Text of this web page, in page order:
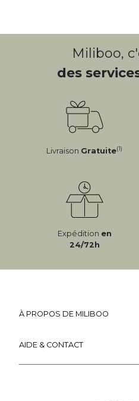
Miliboo,
des
Livraison Gratuite(1)
Expédition en
24/72h
À PROPOS DE MILIBOO
AIDE & CONTACT